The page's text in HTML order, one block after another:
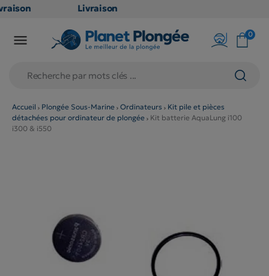
Livraison
en point
79€
(hors
produits
 0
Accueil Plongée Sous-Marine Ordinateurs
Kit pile et pièces
détachées pour ordinateur de plongée
Kit batterie AquaLung i100
i300 & i550